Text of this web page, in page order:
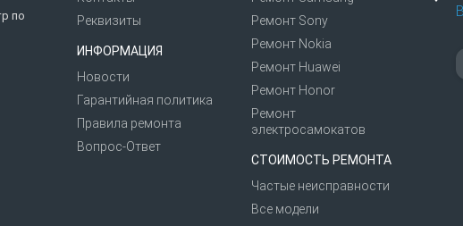
по
Реквизиты
ИНФОРМАЦИЯ
Новости
Гарантийная политика
Правила ремонта
Вопрос-Ответ
Ремонт Sony
Ремонт Nokia
Ремонт Huawei
Ремонт Honor
Ремонт
электросамокатов
СТОИМОСТЬ РЕМОНТА
Частые неисправности
Все модели